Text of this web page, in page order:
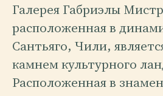
Галерея Габриэлы
расположенная в
Сантьяго, Чили,
камнем культурного
Расположенная в